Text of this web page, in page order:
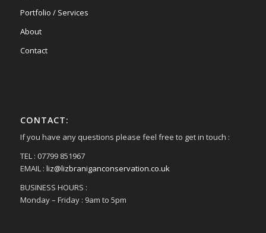
Portfolio / Services
About
Contact
CONTACT:
If you have any questions please feel free to get in touch :
TEL : 07799 851967
EMAIL : liz@lizbraniganconservation.co.uk
BUSINESS HOURS :
Monday – Friday : 9am to 5pm